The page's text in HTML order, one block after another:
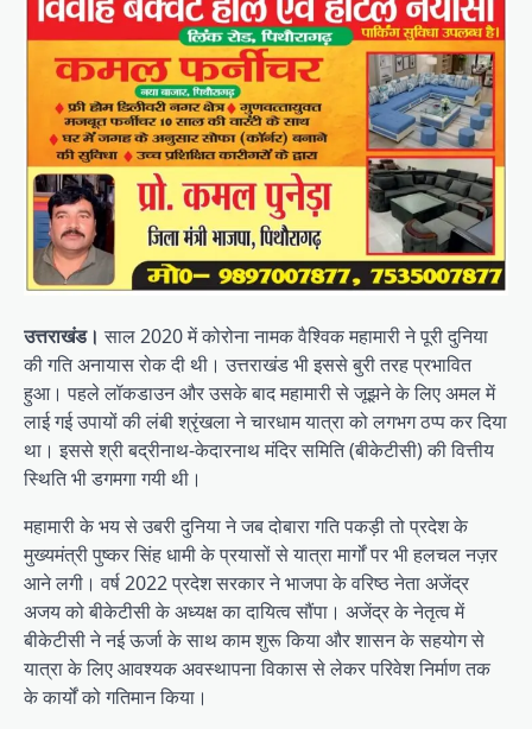
उत्तराखंड। साल 2020 में कोरोना नामक वैश्विक महामारी ने पूरी दुनिया
की गति अनायास रोक दी थी। उत्तराखंड भी इससे बुरी तरह प्रभावित
हुआ। पहले लॉकडाउन और उसके बाद महामारी से जूझने के लिए अमल में
लाई गई उपायों की लंबी श्रृंखला ने चारधाम यात्रा को लगभग ठप्प कर दिया
था। इससे श्री बद्रीनाथ-केदारनाथ मंदिर समिति (बीकेटीसी) की वित्तीय
स्थिति भी डगमगा गयी थी।
महामारी के भय से उबरी दुनिया ने जब दोबारा गति पकड़ी तो प्रदेश के
मुख्यमंत्री पुष्कर सिंह धामी के प्रयासों से यात्रा मार्गों पर भी हलचल नज़र
आने लगी। वर्ष 2022 प्रदेश सरकार ने भाजपा के वरिष्ठ नेता अजेंद्र
अजय को बीकेटीसी के अध्यक्ष का दायित्व सौंपा। अजेंद्र के नेतृत्व में
बीकेटीसी ने नई ऊर्जा के साथ काम शुरू किया और शासन के सहयोग से
यात्रा के लिए आवश्यक अवस्थापना विकास से लेकर परिवेश निर्माण तक
के कार्यों को गतिमान किया।